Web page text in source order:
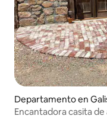
Departamento en
Encantadora casita de